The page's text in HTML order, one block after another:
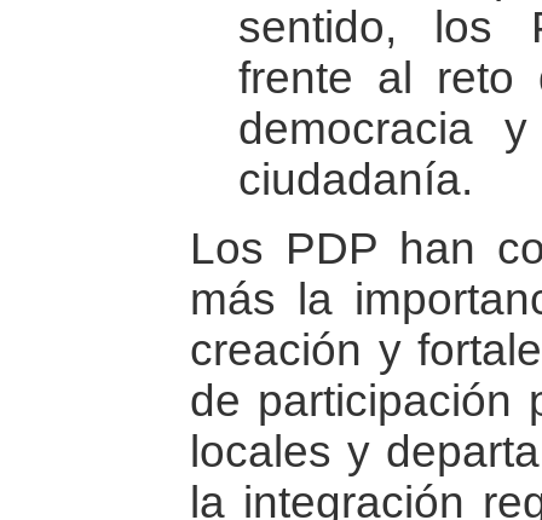
sentido, los
frente al reto
democracia
ciudadanía.
Los PDP han
más la
creación y
de participación
locales y
la integración